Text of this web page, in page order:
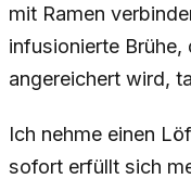
mit Ramen
infusionierte
angereichert wird,
Ich nehme einen
sofort erfüllt sich